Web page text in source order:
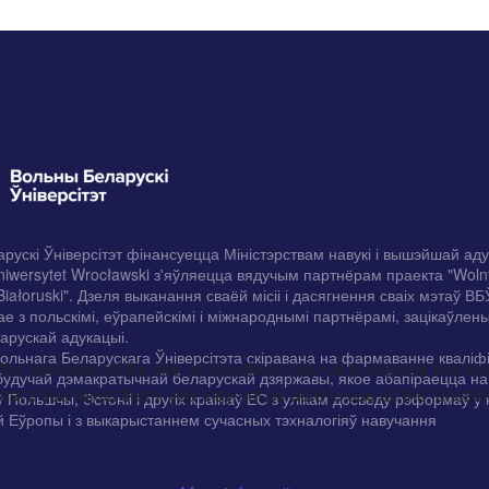
Ўніверсітэт фінансуецца Міністэрствам навукі і вышэйшай
Wrocławski з'яўляецца вядучым партнёрам праекта
Дзеля выканання сваёй місіі і дасягнення сваіх мэтаў
з польскімі, еўрапейскімі і міжнароднымі партнёрамі,
адукацыі.
Беларускага Ўніверсітэта скіравана на фармаванне
дэмакратычнай беларускай дзяржавы, якое абапіраецца
Польшчы, Эстоніі і другіх краінаў ЕС з улікам досведу рэформаў у
Еўропы і з выкарыстаннем сучасных тэхналогіяў навучання
operation of the site, while others help us to improve this
if you reject them, you may not be able to use all the